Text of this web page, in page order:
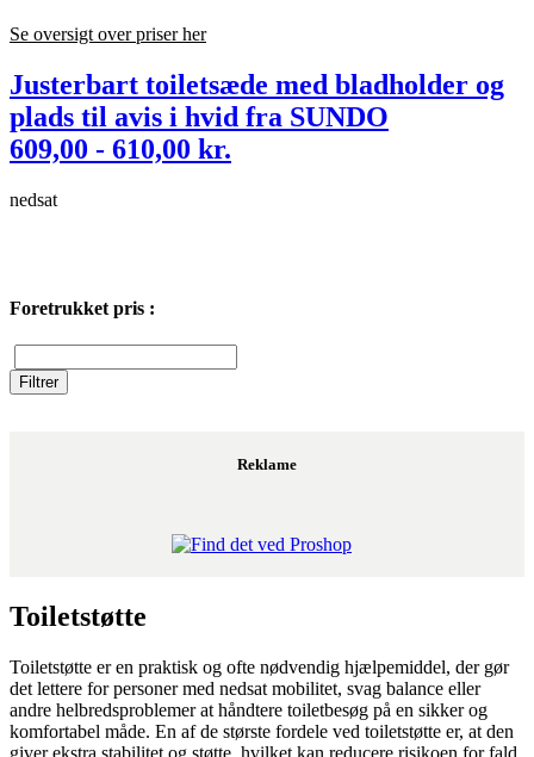
Se oversigt over priser her
Justerbart toiletsæde med bladholder og
plads til avis i hvid fra SUNDO
609,00 - 610,00 kr.
nedsat
Foretrukket pris :
Reklame
Toiletstøtte
Toiletstøtte er en praktisk og ofte nødvendig hjælpemiddel, der gør
det lettere for personer med nedsat mobilitet, svag balance eller
andre helbredsproblemer at håndtere toiletbesøg på en sikker og
komfortabel måde. En af de største fordele ved toiletstøtte er, at den
giver ekstra stabilitet og støtte, hvilket kan reducere risikoen for fald